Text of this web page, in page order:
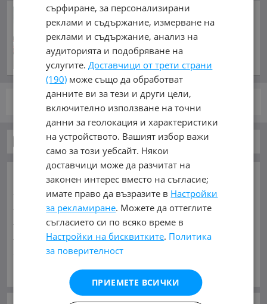
Автомобилен куиз:
Познайте от коя генерация
на модела са тези коли
преди 14 часа и 39 минути
от 1
Автомобили и Джипове
Виж Още
ОСНОВНИ КАТЕГОРИИ В MOBILE.BG:
Карта на сайта Автомобили и ДжиповеБусове
Камиони Мотоциклети Селскостопански
Индустриални Кари Каравани Яхти и Лодки
Ремаркета Велосипеди Части Аксесоари
Гуми и джанти Купува Услуги
(1) AITO (2) Abarth (33) Acura
Alfa Romeo (866) Alpina (7) Asia
сърфиране, за персонализирани
реклами и съдържание, измерване на
реклами и съдържание, анализ на
аудиторията и подобряване на
услугите.Доставчици от трети страни
(190) може също да обработват
данните ви за тези и други цели,
включително използване на точни
данни за геолокация и характеристики
на устройството. Вашият избор важи
само за този уебсайт. Някои
доставчици може да разчитат на
законен интерес вместо на съгласие;
имате право да възразите в Настройки
за рекламиране. Можете да оттеглите
съгласието си по всяко време в
Настройки на бисквитките. Политика
за поверителност
ПРИЕМЕТЕ ВСИЧКИ